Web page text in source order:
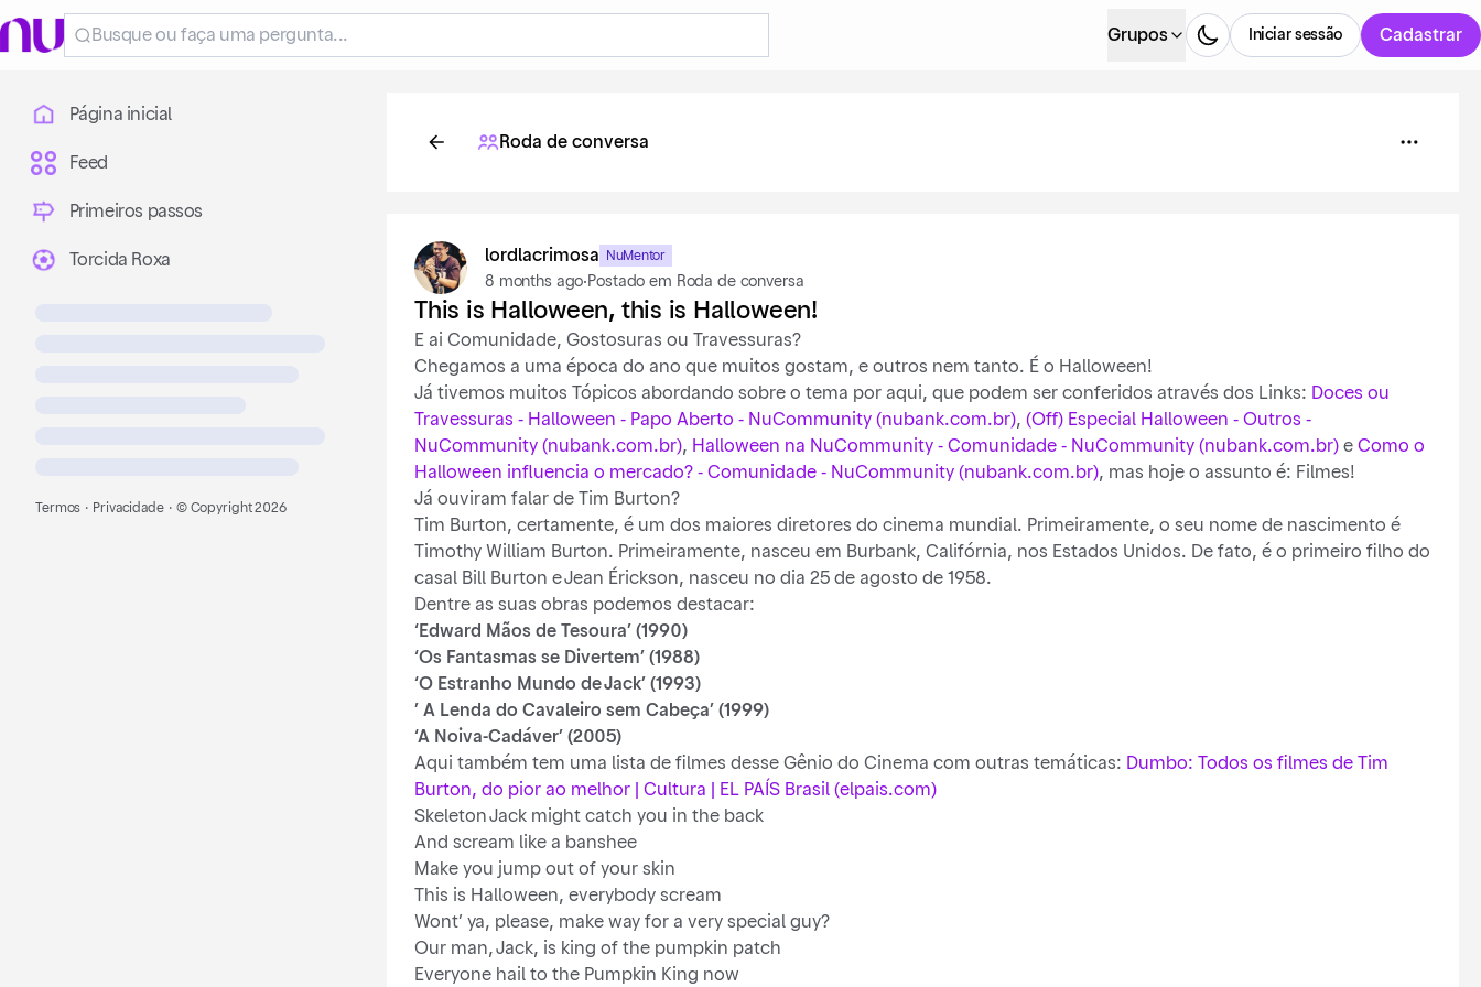
Grupos Cadastrar
Iniciar sessão
Página inicial
Feed
Primeiros passos
Torcida Roxa
Termos · Privacidade · © Copyright2026
Roda de conversa
lordlacrimosa NuMentor
8 months ago· Postado em Roda de conversa
This is Halloween, this is Halloween!
E ai Comunidade, Gostosuras ou Travessuras?
Chegamos a uma época do ano que muitos gostam, e outros nem tanto. É o Halloween!
Já tivemos muitos Tópicos abordando sobre o tema por aqui, que podem ser conferidos através dos Links: Doces ou
Travessuras - Halloween - Papo Aberto - NuCommunity (nubank.com.br), (Off) Especial Halloween - Outros -
NuCommunity (nubank.com.br), Halloween na NuCommunity - Comunidade - NuCommunity (nubank.com.br) e Como o
Halloween influencia o mercado? - Comunidade - NuCommunity (nubank.com.br), mas hoje o assunto é: Filmes!
Já ouviram falar de Tim Burton?
Tim Burton, certamente, é um dos maiores diretores do cinema mundial. Primeiramente, o seu nome de nascimento é
Timothy William Burton. Primeiramente, nasceu em Burbank, Califórnia, nos Estados Unidos. De fato, é o primeiro filho do
casal Bill Burton e Jean Érickson, nasceu no dia 25 de agosto de 1958.
Dentre as suas obras podemos destacar:
‘Edward Mãos de Tesoura’ (1990)
‘Os Fantasmas se Divertem’ (1988)
‘O Estranho Mundo de Jack’ (1993)
’ A Lenda do Cavaleiro sem Cabeça’ (1999)
‘A Noiva-Cadáver’ (2005)
Aqui também tem uma lista de filmes desse Gênio do Cinema com outras temáticas: Dumbo: Todos os filmes de Tim
Burton, do pior ao melhor | Cultura | EL PAÍS Brasil (elpais.com)
Skeleton Jack might catch you in the back
And scream like a banshee
Make you jump out of your skin
This is Halloween, everybody scream
Wont’ ya, please, make way for a very special guy?
Our man, Jack, is king of the pumpkin patch
Everyone hail to the Pumpkin King now